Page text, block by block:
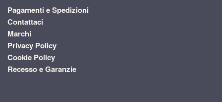
Pagamenti e Spedizioni
Contattaci
Marchi
Privacy Policy
Cookie Policy
Recesso e Garanzie